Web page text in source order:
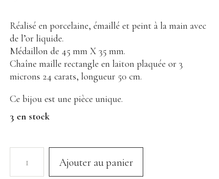
Collier
Bracelet
Bague
Décoration
Encensoir
Réalisé en porcelaine, émaillé et peint à la main avec
de l’or liquide.
Médaillon de 45 mm X 35 mm.
Chaîne maille rectangle en laiton plaquée or 3
microns 24 carats, longueur 50 cm.
Ce bijou est une pièce unique.
3 en stock
Ajouter au panier